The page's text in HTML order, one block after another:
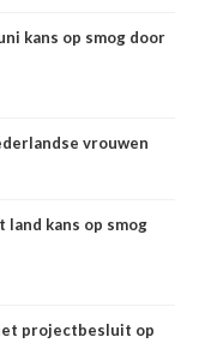
kans op smog door
vrouwen
land kans op smog
projectbesluit op